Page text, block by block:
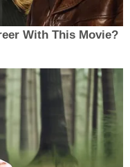
With This Movie?